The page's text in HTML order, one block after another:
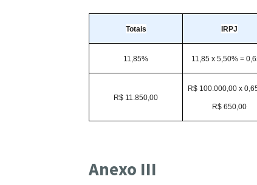
Totais IRPJ
11,85% 11,85 x 5,50% =
R$ 11.850,00
R$ 100.000,00 x
R$ 650,00
Anexo III